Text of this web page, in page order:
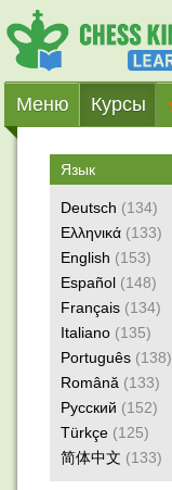
Меню Курсы
Язык
Deutsch (134)
Ελληνικά (133)
English (153)
Español (148)
Français (134)
Italiano (135)
Português (138)
Română (133)
Русский (152)
Türkçe (125)
简体中文 (133)